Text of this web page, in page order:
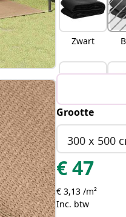
Zwart
Blauw-
Grootte
300 x 500
€47
€ 3,13 /m²
Inc. btw